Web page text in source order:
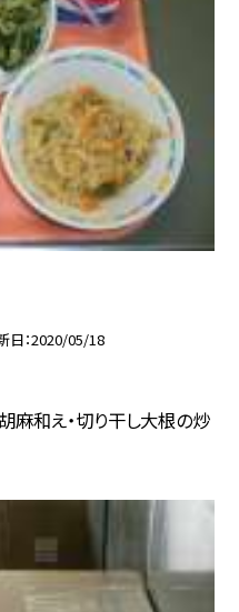
日 2020/05/18
麻和え・切り干し大根の炒